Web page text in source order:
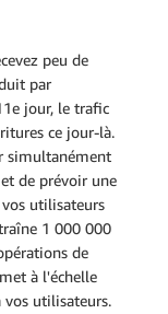
peu de
par
jour, le trafic
ce jour-là.
simultanément
de prévoir une
utilisateurs
1 000 000
de
à l'échelle
vos utilisateurs.